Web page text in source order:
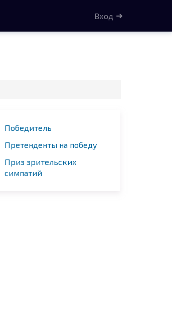
Победитель
Претенденты на победу
Приз зрительских
симпатий
Вход